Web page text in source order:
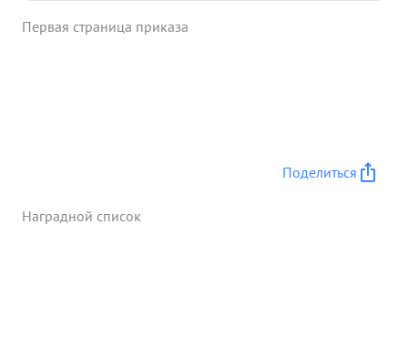
минометным и артиллерийским огнем
наступления 196 сд по маршруту Петрово-Пялино.
Первая страница приказа
Поделиться
Наградной список